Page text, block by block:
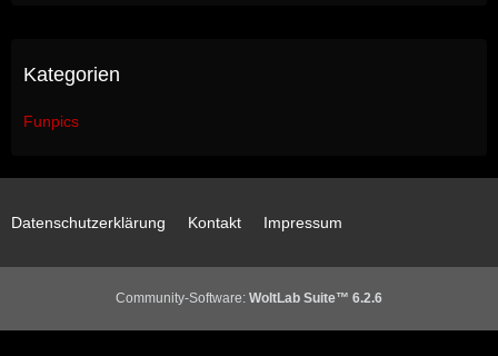
Kategorien
Funpics
Datenschutzerklärung Kontakt Impressum
Community-Software: WoltLab Suite™ 6.2.6